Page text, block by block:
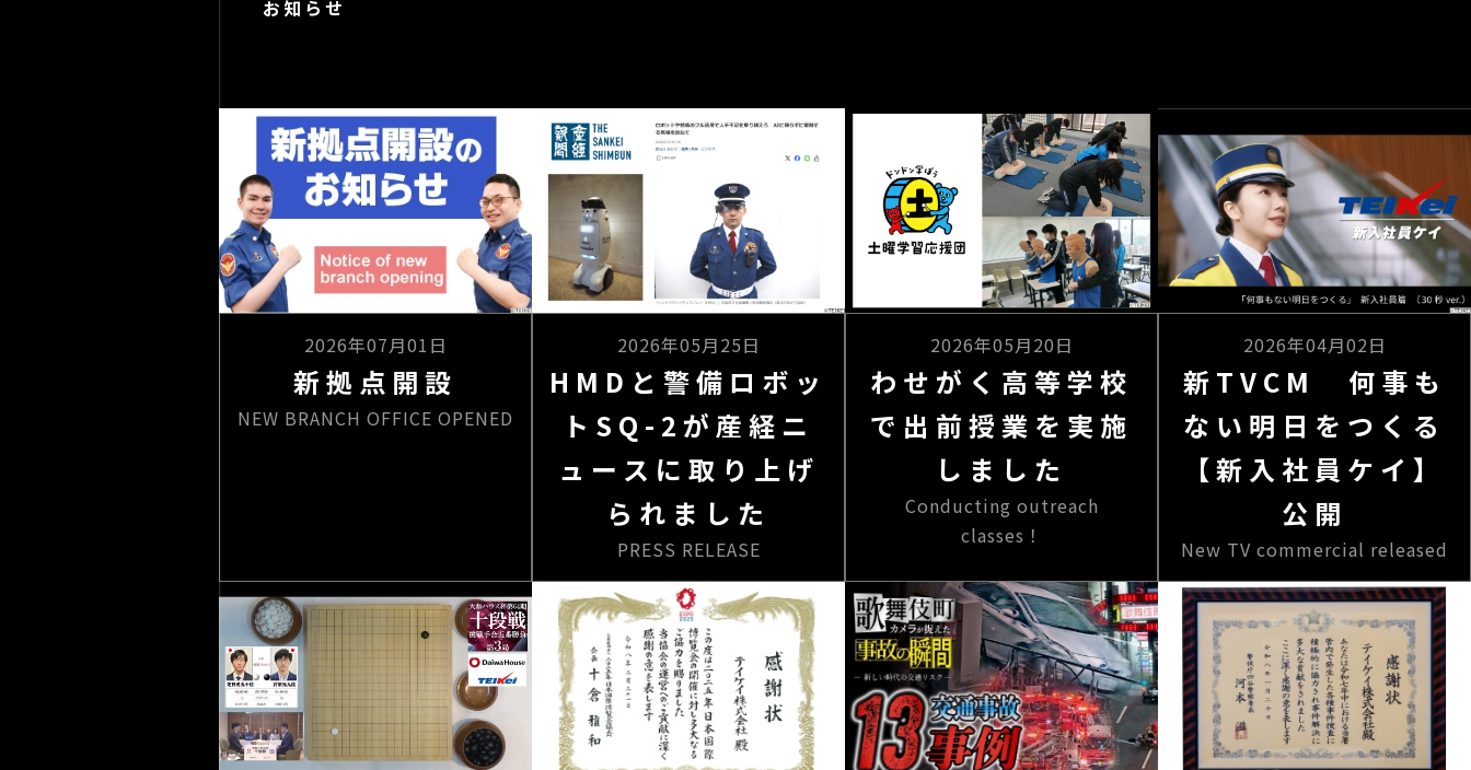
お知らせ
2026年07月01日
新拠点開設
NEW BRANCH OFFICE OPENED
2026年05月25日
HMDと警備ロボッ
トSQ-2が産経ニ
ュースに取り上げ
られました
PRESS RELEASE
2026年05月20日
わせがく高等学校
で出前授業を実施
しました
Conducting outreach
classes！
2026年04月02日
新TVCM 何事も
ない明日をつくる
【新入社員ケイ】
公開
New TV commercial released